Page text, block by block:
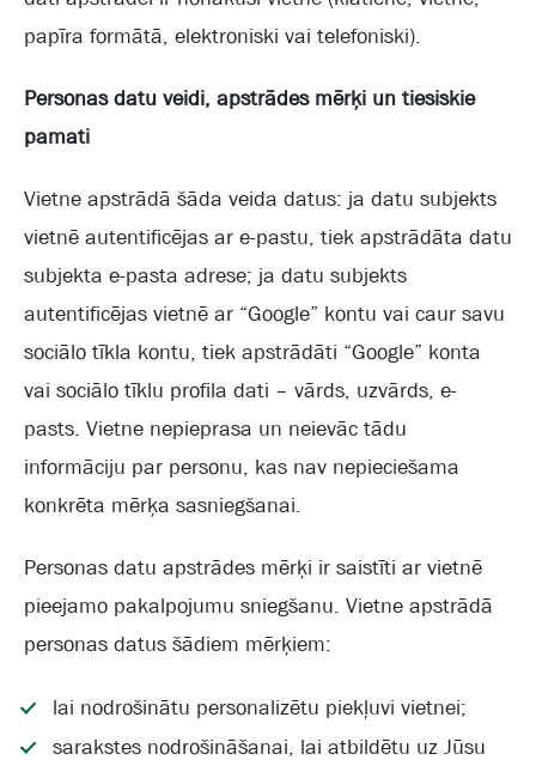
papīra formātā, elektroniski vai telefoniski).
Personas datu veidi, apstrādes mērķi un tiesiskie
pamati
Vietne apstrādā šāda veida datus: ja datu subjekts
vietnē autentificējas ar e-pastu, tiek apstrādāta datu
subjekta e-pasta adrese; ja datu subjekts
autentificējas vietnē ar “Google” kontu vai caur savu
sociālo tīkla kontu, tiek apstrādāti “Google” konta
vai sociālo tīklu profila dati – vārds, uzvārds, e-
pasts. Vietne nepieprasa un neievāc tādu
informāciju par personu, kas nav nepieciešama
konkrēta mērķa sasniegšanai.
Personas datu apstrādes mērķi ir saistīti ar vietnē
pieejamo pakalpojumu sniegšanu. Vietne apstrādā
personas datus šādiem mērķiem:
lai nodrošinātu personalizētu piekļuvi vietnei;
sarakstes nodrošināšanai, lai atbildētu uz Jūsu